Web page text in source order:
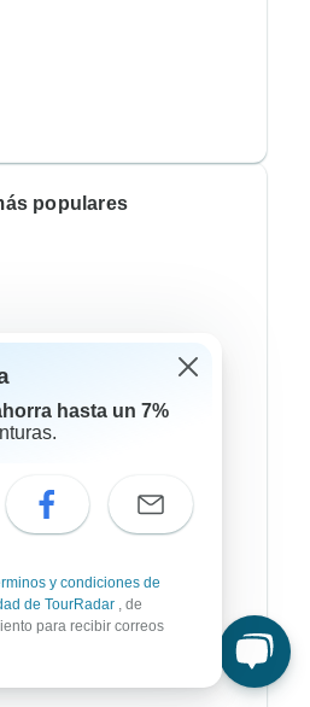
populares
hasta un 7%
y condiciones de
de TourRadar , de
para recibir correos